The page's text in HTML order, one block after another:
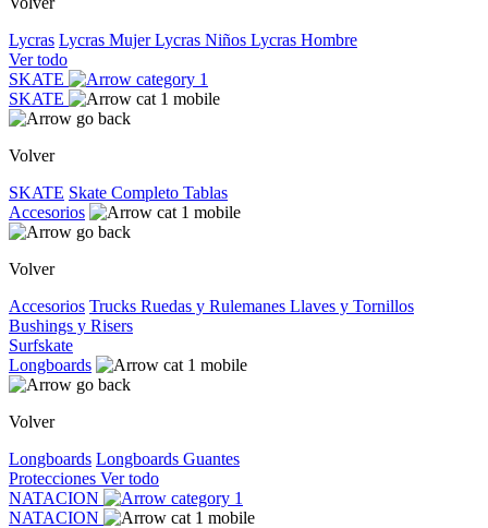
Lycras Lycras MujerLycras Niños Lycras Hombre
Ver todo
SKATE
SKATE
Volver
SKATE Skate Completo Tablas
Accesorios
Volver
Accesorios Trucks Ruedas y Rulemanes Llaves y Tornillos
Bushings y Risers
Surfskate
Longboards
Volver
Longboards Longboards Guantes
Protecciones Ver todo
NATACION
NATACION